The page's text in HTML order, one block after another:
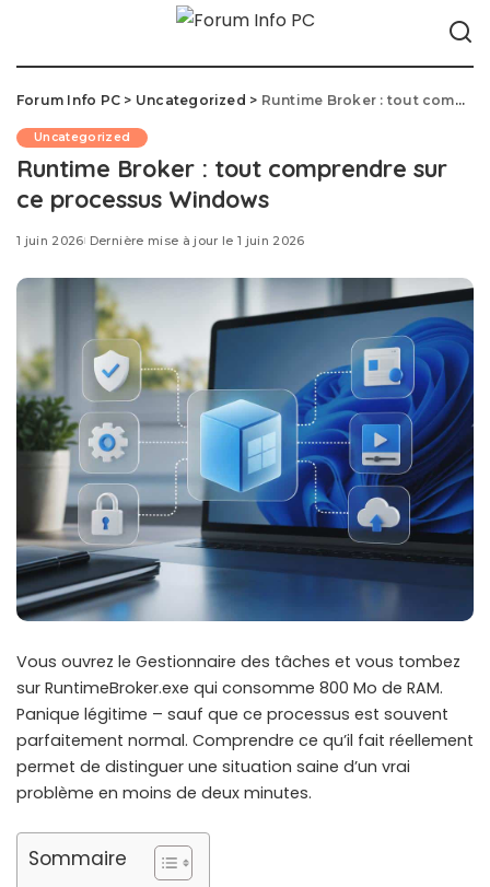
Forum Info PC > Uncategorized > Runtime Broker : tout comprendre sur ce processus Windows
Uncategorized
Runtime Broker : tout comprendre sur
ce processus Windows
1 juin 2026 Dernière mise à jour le 1 juin 2026
Vous ouvrez le Gestionnaire des tâches et vous tombez
sur RuntimeBroker.exe qui consomme 800 Mo de RAM.
Panique légitime – sauf que ce processus est souvent
parfaitement normal. Comprendre ce qu’il fait réellement
permet de distinguer une situation saine d’un vrai
problème en moins de deux minutes.
Sommaire